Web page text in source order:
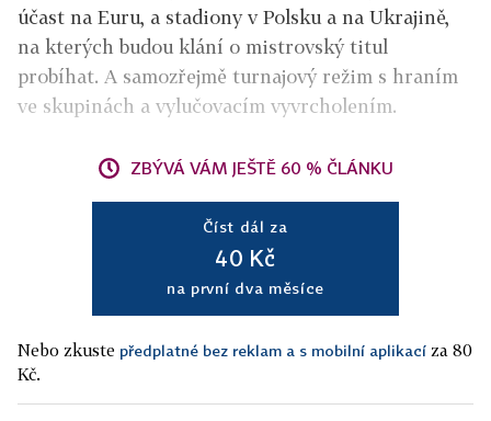
účast na Euru, a stadiony v Polsku a na Ukrajině,
na kterých budou klání o mistrovský titul
probíhat. A samozřejmě turnajový režim s hraním
ve skupinách a vylučovacím vyvrcholením.
ZBÝVÁ VÁM JEŠTĚ 60 % ČLÁNKU
Číst dál za
40 Kč
na první dva měsíce
Nebo zkuste předplatné bez reklam a s mobilní aplikací za 80
Kč.